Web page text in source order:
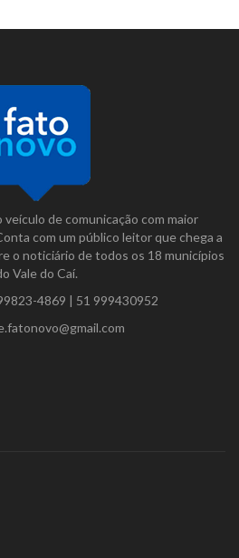
veículo de comunicação com maior
com um público leitor que chega a
o noticiário de todos os 18 municípios
Vale do Caí.
4869 | 51 999430952